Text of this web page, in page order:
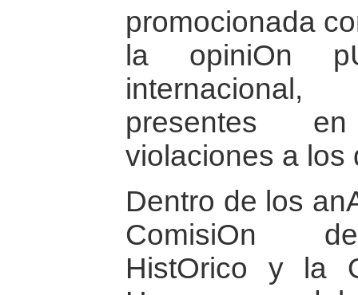
promocionada
la opiniOn
presentes
violaciones a los
Dentro de los
ComisiOn
HistOrico y la